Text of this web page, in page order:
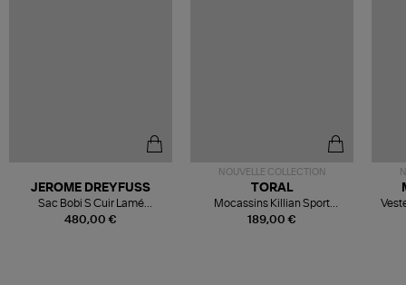
480,00 €
JEROME DREYFUSS
Sac Bobi S Cuir Lamé
Champagne
NOUVELLE COLLECTION
189,00 €
TORAL
Mocassins Killian Sport
Mousse